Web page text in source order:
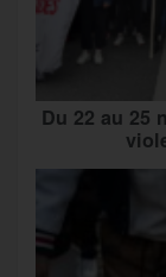
Du 22 au 25